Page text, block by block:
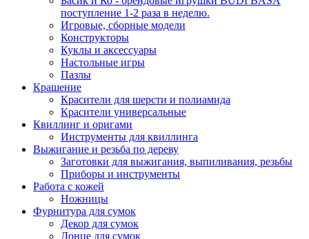
поступление 1-2 раза в неделю.
Игровые, сборные модели
Конструкторы
Куклы и аксессуары
Настольные игры
Пазлы
Крашение
Красители для шерсти и полиамида
Красители универсальные
Квиллинг и оригами
Инструменты для квиллинга
Выжигание и резьба по дереву
Заготовки для выжигания, выпиливания, резьбы
Приборы и инструменты
Работа с кожей
Ножницы
Фурнитура для сумок
Декор для сумок
Донце для сумок